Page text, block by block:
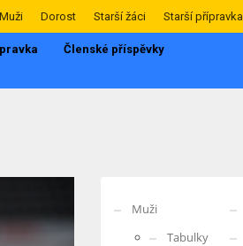
Muži Dorost Starší žáci Starší přípravka
Členské příspěvky
Muži
Tabulky